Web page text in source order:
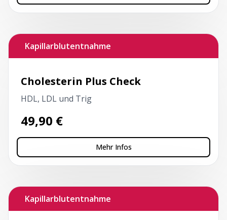
Kapillarblutentnahme
Cholesterin Plus Check
HDL, LDL und Trig
49,90 €
Mehr Infos
Kapillarblutentnahme